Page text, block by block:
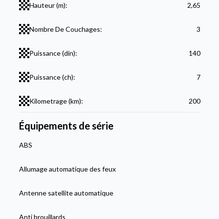
Hauteur (m): 2,65
Nombre De Couchages: 3
Puissance (din): 140
Puissance (ch): 7
Kilometrage (km): 200
Équipements de série
ABS
Allumage automatique des feux
Antenne satellite automatique
Anti brouillards